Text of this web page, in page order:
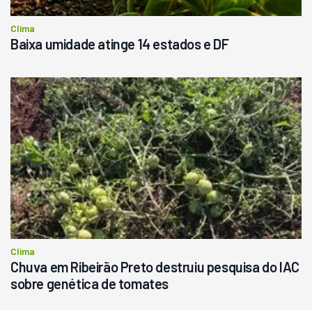
Consultar
Clima
Baixa umidade atinge 14 estados e DF
Clima
Chuva em Ribeirão Preto destruiu pesquisa do IAC
sobre genética de tomates